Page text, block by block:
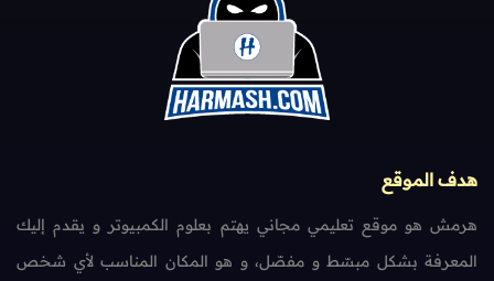
هدف الموقع
هرمش هو موقع تعليمي مجاني يهتم بعلوم الكمبيوتر و يقدم إليك
المعرفة بشكل مبسّط و مفصّل، و هو المكان المناسب لأي شخص